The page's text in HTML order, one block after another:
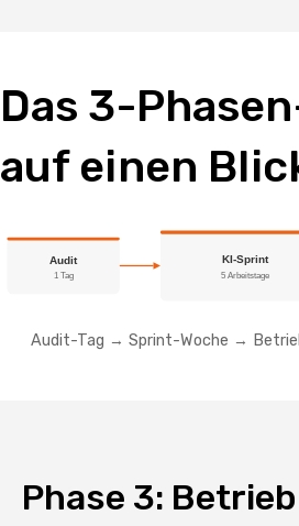
Das 3-
auf einen
Audit
1 Tag
KI-Sprint
5 Arbeitstage
Audit-Tag → Sprint-Woche →
Phase 3: